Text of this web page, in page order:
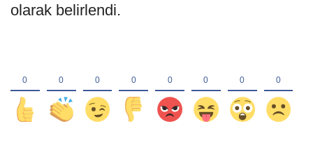
olarak belirlendi.